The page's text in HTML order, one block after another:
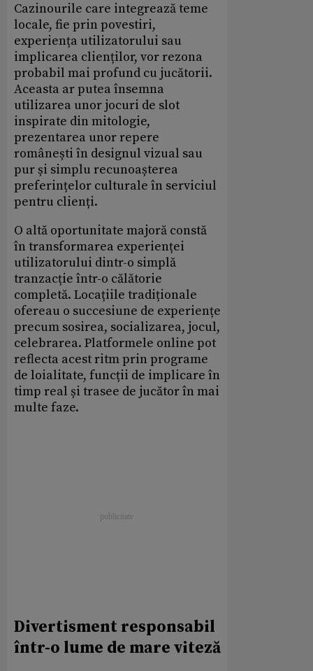
Cazinourile care integrează teme
locale, fie prin povestiri,
experiența utilizatorului sau
implicarea clienților, vor rezona
probabil mai profund cu jucătorii.
Aceasta ar putea însemna
utilizarea unor jocuri de slot
inspirate din mitologie,
prezentarea unor repere
românești în designul vizual sau
pur și simplu recunoașterea
preferințelor culturale în serviciul
pentru clienți.
O altă oportunitate majoră constă
în transformarea experienței
utilizatorului dintr-o simplă
tranzacție într-o călătorie
completă. Locațiile tradiționale
ofereau o succesiune de experiențe
precum sosirea, socializarea, jocul,
celebrarea. Platformele online pot
reflecta acest ritm prin programe
de loialitate, funcții de implicare în
timp real și trasee de jucător în mai
multe faze.
Divertisment responsabil
într-o lume de mare viteză